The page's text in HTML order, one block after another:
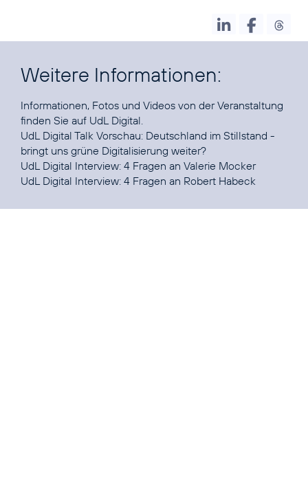
Weitere Informationen:
Informationen, Fotos und Videos von der Veranstaltung
finden Sie auf UdL Digital
UdL Digital Talk Vorschau: Deutschland im Stillstand -
bringt uns grüne Digitalisierung weiter?
UdL Digital Interview: 4 Fragen an Valerie Mocker
UdL Digital Interview: 4 Fragen an Robert Habeck